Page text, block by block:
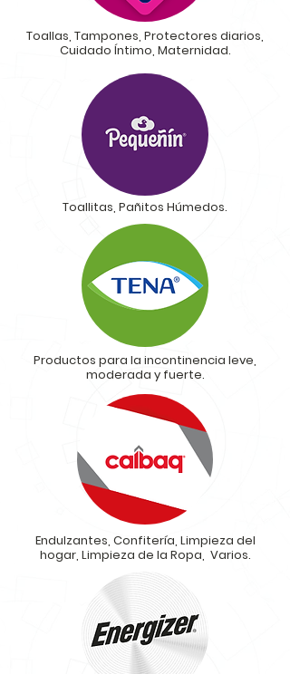
Toallas, Tampones, Protectores diarios,
Cuidado Íntimo, Maternidad.
Toallitas, Pañitos Húmedos.
Productos para la incontinencia leve,
moderada y fuerte.
Endulzantes, Confitería, Limpieza del
hogar, Limpieza de la Ropa, Varios.